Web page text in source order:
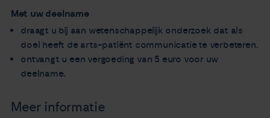
Met uw deelname
draagt u bij aan wetenschappelijk onderzoek dat als
doel heeft de arts-patiënt communicatie te verbeteren.
ontvangt u een vergoeding van 5 euro voor uw
deelname.
Meer informatie